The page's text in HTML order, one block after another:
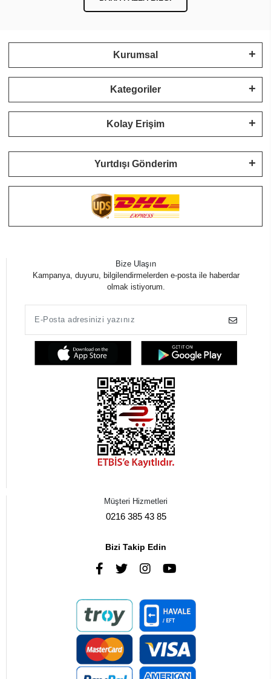
Kurumsal
Kategoriler
Kolay Erişim
Yurtdışı Gönderim
Bize Ulaşın
Kampanya, duyuru, bilgilendirmelerden e-posta ile haberdar
olmak istiyorum.
Müşteri Hizmetleri
0216 385 43 85
Bizi Takip Edin